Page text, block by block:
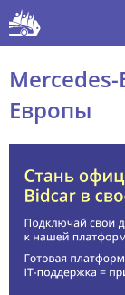
Mercedes-
Европы